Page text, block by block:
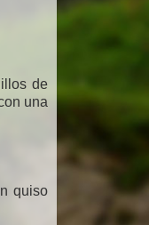
de
una
quiso